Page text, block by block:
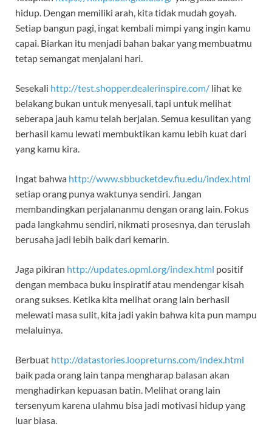
hidup. Dengan memiliki arah, kita tidak mudah goyah.
Setiap bangun pagi, ingat kembali mimpi yang ingin kamu
capai. Biarkan itu menjadi bahan bakar yang membuatmu
tetap semangat menjalani hari.
Sesekali http://test.shopper.dealerinspire.com/ lihat ke
belakang bukan untuk menyesali, tapi untuk melihat
seberapa jauh kamu telah berjalan. Semua kesulitan yang
berhasil kamu lewati membuktikan kamu lebih kuat dari
yang kamu kira.
Ingat bahwa http://www.sbbucketdev.fiu.edu/index.html
setiap orang punya waktunya sendiri. Jangan
membandingkan perjalananmu dengan orang lain. Fokus
pada langkahmu sendiri, nikmati prosesnya, dan teruslah
berusaha jadi lebih baik dari kemarin.
Jaga pikiran http://updates.opml.org/index.html positif
dengan membaca buku inspiratif atau mendengar kisah
orang sukses. Ketika kita melihat orang lain berhasil
melewati masa sulit, kita jadi yakin bahwa kita pun mampu
melaluinya.
Berbuat http://datastories.loopreturns.com/index.html
baik pada orang lain tanpa mengharap balasan akan
menghadirkan kepuasan batin. Melihat orang lain
tersenyum karena ulahmu bisa jadi motivasi hidup yang
luar biasa.